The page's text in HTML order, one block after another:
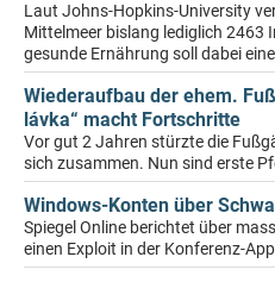
Laut Johns-Hopkins-University
Mittelmeer bislang lediglich 2463
gesunde Ernährung soll dabei
Wiederaufbau der ehem.
lávka“ macht Fortschritte
Vor gut 2 Jahren stürzte die
sich zusammen. Nun sind erste
Windows-Konten über
Spiegel Online berichtet über
einen Exploit in der Konferenz-